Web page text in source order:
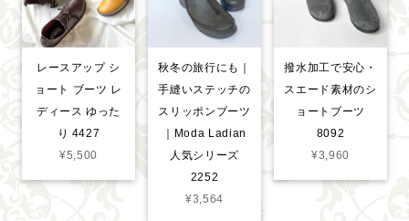
レースアップ シ
ョート ブーツ レ
ディース ゆった
り 4427
¥5,500
秋冬の旅行にも｜
手縫いステッチの
スリッポンブーツ
｜Moda Ladian
人気シリーズ
2252
¥3,564
撥水加工で安心・
スエード素材のシ
ョートブーツ
8092
¥3,960